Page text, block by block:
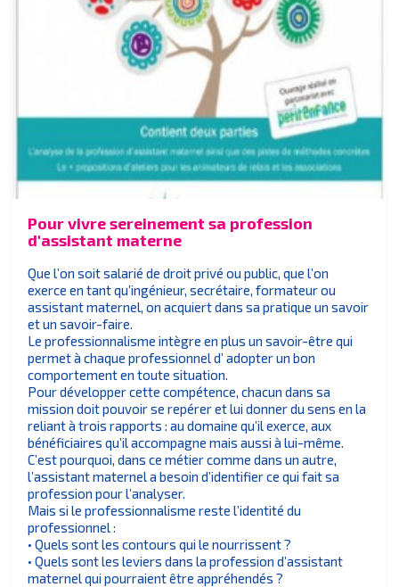
Pour vivre sereinement sa profession
d'assistant materne
Que l’on soit salarié de droit privé ou public, que l’on
exerce en tant qu’ingénieur, secrétaire, formateur ou
assistant maternel, on acquiert dans sa pratique un savoir
et un savoir-faire.
Le professionnalisme intègre en plus un savoir-être qui
permet à chaque professionnel d’ adopter un bon
comportement en toute situation.
Pour développer cette compétence, chacun dans sa
mission doit pouvoir se repérer et lui donner du sens en la
reliant à trois rapports : au domaine qu’il exerce, aux
bénéficiaires qu’il accompagne mais aussi à lui-même.
C’est pourquoi, dans ce métier comme dans un autre,
l’assistant maternel a besoin d’identifier ce qui fait sa
profession pour l’analyser.
Mais si le professionnalisme reste l’identité du
professionnel :
• Quels sont les contours qui le nourrissent ?
• Quels sont les leviers dans la profession d’assistant
maternel qui pourraient être appréhendés ?